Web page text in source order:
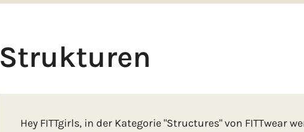
Strukturen
Hey FITTgirls, in der Kategorie "Structures" von FITTwear